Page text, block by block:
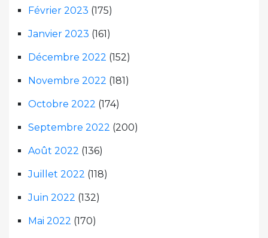
Février 2023 (175)
Janvier 2023 (161)
Décembre 2022 (152)
Novembre 2022 (181)
Octobre 2022 (174)
Septembre 2022 (200)
Août 2022 (136)
Juillet 2022 (118)
Juin 2022 (132)
Mai 2022 (170)